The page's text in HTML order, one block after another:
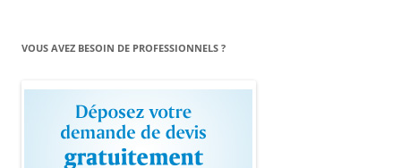
VOUS AVEZ BESOIN DE PROFESSIONNELS ?